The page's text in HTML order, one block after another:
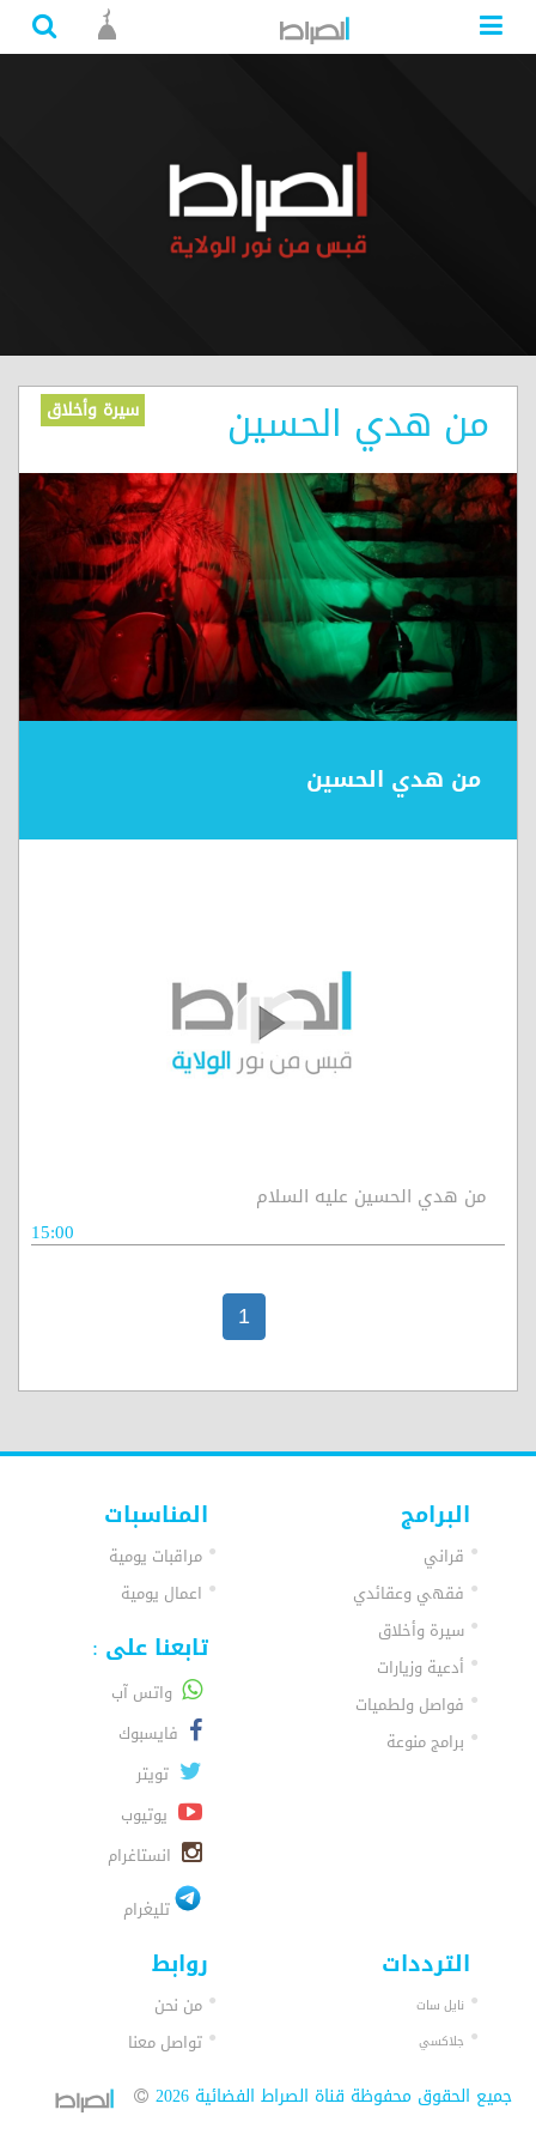
من هدي الحسين سيرة وأخلاق
من هدي الحسين
من هدي الحسين عليه السلام
15:00
1
البرامج
قراني
فقهي وعقائدي
سيرة وأخلاق
أدعية وزيارات
فواصل ولطميات
برامج منوعة
المناسبات
مراقبات يومية
اعمال يومية
تابعنا على :
واتس آب
فايسبوك
تويتر
يوتيوب
انستاغرام
تليغرام
الترددات
نايل سات
جلاكسي
روابط
من نحن
تواصل معنا
جميع الحقوق محفوظة قناة الصراط الفضائية 2026